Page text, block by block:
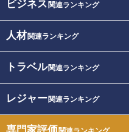
ビジネス 関連ランキング
人材関連ランキング
トラベル関連ランキング
レジャー関連ランキング